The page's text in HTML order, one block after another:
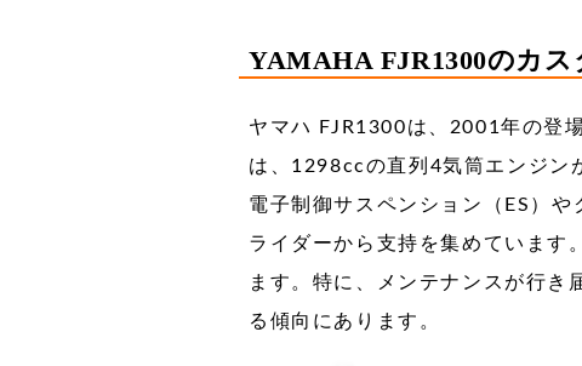
YAMAHA FJR1300のカス
ヤマハ FJR1300は、2001年の登
は、1298ccの直列4気筒エンジン
電子制御サスペンション（ES）
ライダーから支持を集めています
ます。​特に、メンテナンスが行き
る傾向にあります。​